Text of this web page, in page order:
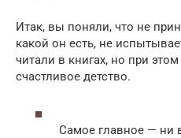
Итак, вы поняли, что не
какой он есть, не
читали в книгах, но при
счастливое детство.
Самое главное — ни